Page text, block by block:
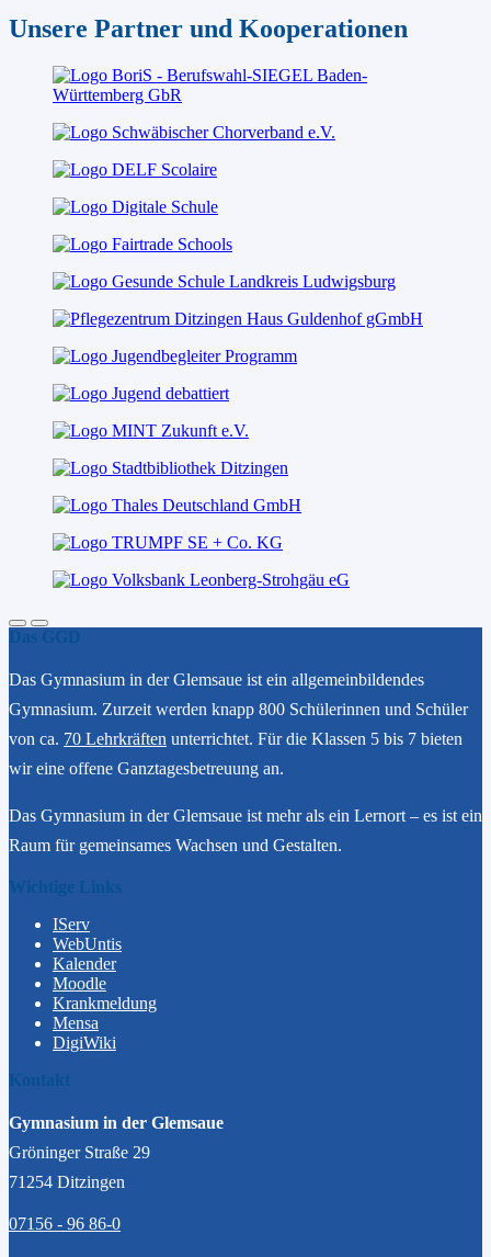
Unsere Partner und Kooperationen
Das GGD
Das Gymnasium in der Glemsaue ist ein allgemeinbildendes
Gymnasium. Zurzeit werden knapp 800 Schülerinnen und Schüler
von ca. 70 Lehrkräften unterrichtet. Für die Klassen 5 bis 7 bieten
wir eine offene Ganztagesbetreuung an.
Das Gymnasium in der Glemsaue ist mehr als ein Lernort – es ist ein
Raum für gemeinsames Wachsen und Gestalten.
Wichtige Links
IServ
WebUntis
Kalender
Moodle
Krankmeldung
Mensa
DigiWiki
Kontakt
Gymnasium in der Glemsaue
Gröninger Straße 29
71254 Ditzingen
07156 - 96 86-0